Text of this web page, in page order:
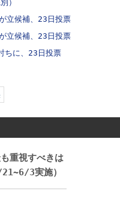
）
立候補、23日投票
立候補、23日投票
ちに、23日投票
重視すべきは
3実施）